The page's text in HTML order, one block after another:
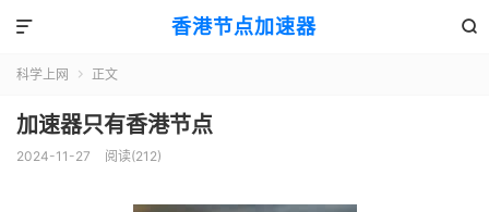
香港节点加速器 

科学上网  正文
加速器只有香港节点
2024-11-27 阅读(212)